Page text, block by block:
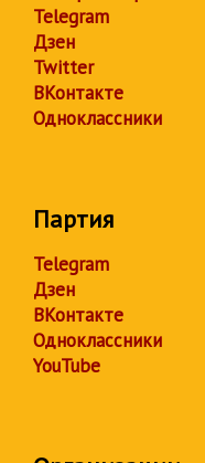
Telegram
Дзен
Twitter
ВКонтакте
Одноклассники
Партия
Telegram
Дзен
ВКонтакте
Одноклассники
YouTube